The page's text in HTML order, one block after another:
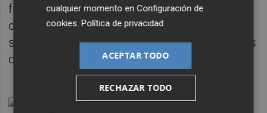
frente al Cádiz y con unas sensaciones no
del todo positivas desde hace varias
semanas, tanto por los resultados obtenidos
como por el juego del equipo.
cualquier momento enConfiguración de
cookies .Política de privacidad
ACEPTAR TODO
RECHAZAR TODO